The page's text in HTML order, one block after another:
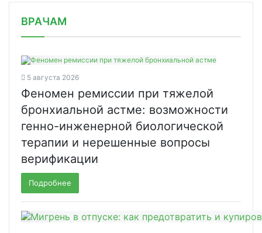
ВРАЧАМ
5 августа 2026
Феномен ремиссии при тяжелой
бронхиальной астме: возможности
генно-инженерной биологической
терапии и нерешенные вопросы
верификации
Подробнее